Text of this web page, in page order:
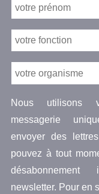
Nous utilisons
messagerie
envoyer des
pouvez à tout
newsletter. Pour en